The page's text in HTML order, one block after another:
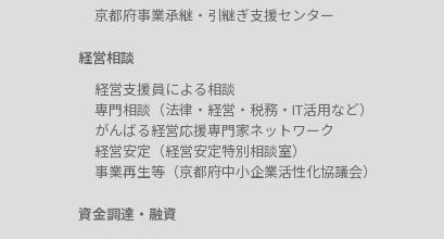
京都府事業承継・引継ぎ支援センター
経営相談
経営支援員による相談
専門相談（法律・経営・税務・IT活用など）
がんばる経営応援専門家ネットワーク
経営安定（経営安定特別相談室）
事業再生等（京都府中小企業活性化協議会）
資金調達・融資